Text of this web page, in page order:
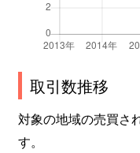
取引数推移
対象の地域の売買さ
す。